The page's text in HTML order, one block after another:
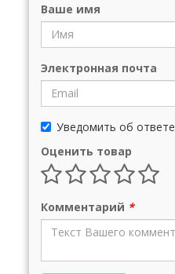
Ваше имя
Электронная почта
Уведомить об ответе
Оценить товар
Комментарий *